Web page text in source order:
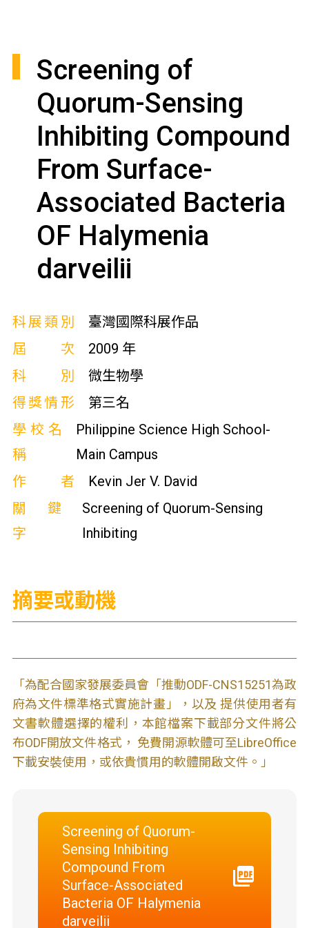
Screening of
Quorum-Sensing
Inhibiting Compound
From Surface-
Associated Bacteria
OF Halymenia
darveilii
科展類別
臺灣國際科展作品
屆次
2009 年
科別
微生物學
得獎情形
第三名
學校名
稱
Philippine Science High School-
Main Campus
作者
Kevin Jer V. David
關鍵
字
Screening of Quorum-Sensing
Inhibiting
摘要或動機
「為配合國家發展委員會「推動ODF-CNS15251為政
府為文件標準格式實施計畫」，以及 提供使用者有
文書軟體選擇的權利，本館檔案下載部分文件將公
布ODF開放文件格式， 免費開源軟體可至LibreOffice
下載安裝使用，或依貴慣用的軟體開啟文件。」
Screening of Quorum-
Sensing Inhibiting
Compound From
Surface-Associated
Bacteria OF Halymenia
darveilii